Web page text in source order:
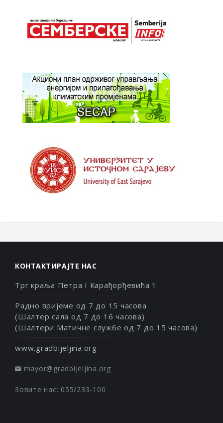
КОНТАКТИРАЈТЕ НАС
Трг краља Петра I Карађорђевића 1
Радно вријеме од 7 до 15 часова
(Шалтер сала од 7 до 16 часова)
(Шалтери Матичне службе од 7 до 15 часова)
www.gradbijeljina.org
mayor@gradbijeljina.org
Зовите нас: 055/233-100